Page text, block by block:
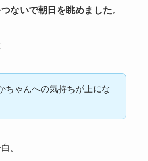
ないで朝日を眺めました。
ちゃんへの気持ちが上にな
。